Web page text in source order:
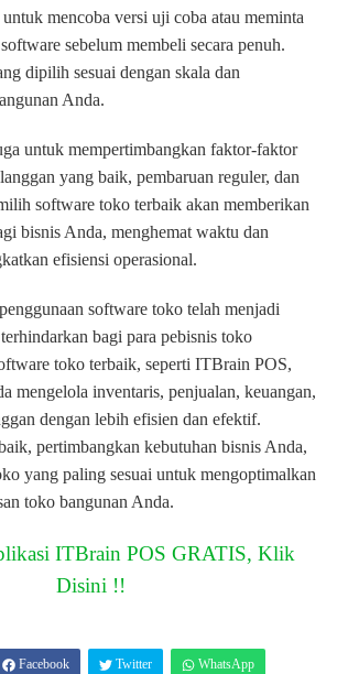
mencoba versi uji coba atau meminta
sebelum membeli secara penuh.
dipilih sesuai dengan skala dan
Anda.
untuk mempertimbangkan faktor-faktor
yang baik, pembaruan reguler, dan
software toko terbaik akan memberikan
bisnis Anda, menghemat waktu dan
efisiensi operasional.
software toko telah menjadi
bagi para pebisnis toko
toko terbaik, seperti ITBrain POS,
mengelola inventaris, penjualan, keuangan,
dengan lebih efisien dan efektif.
pertimbangkan kebutuhan bisnis Anda,
yang paling sesuai untuk mengoptimalkan
toko bangunan Anda.
ITBrain POS GRATIS, Klik
Disini !!
Facebook Twitter WhatsApp